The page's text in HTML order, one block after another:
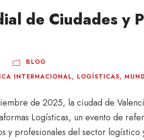
de Ciudades y
BLOG
INTERNACIONAL, LOGÍSTICAS,
de 2025, la ciudad de
Logísticas, un evento de
y profesionales del sector